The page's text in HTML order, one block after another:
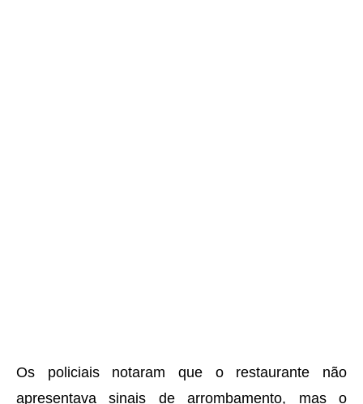
Os policiais notaram que o restaurante não
apresentava sinais de arrombamento, mas o